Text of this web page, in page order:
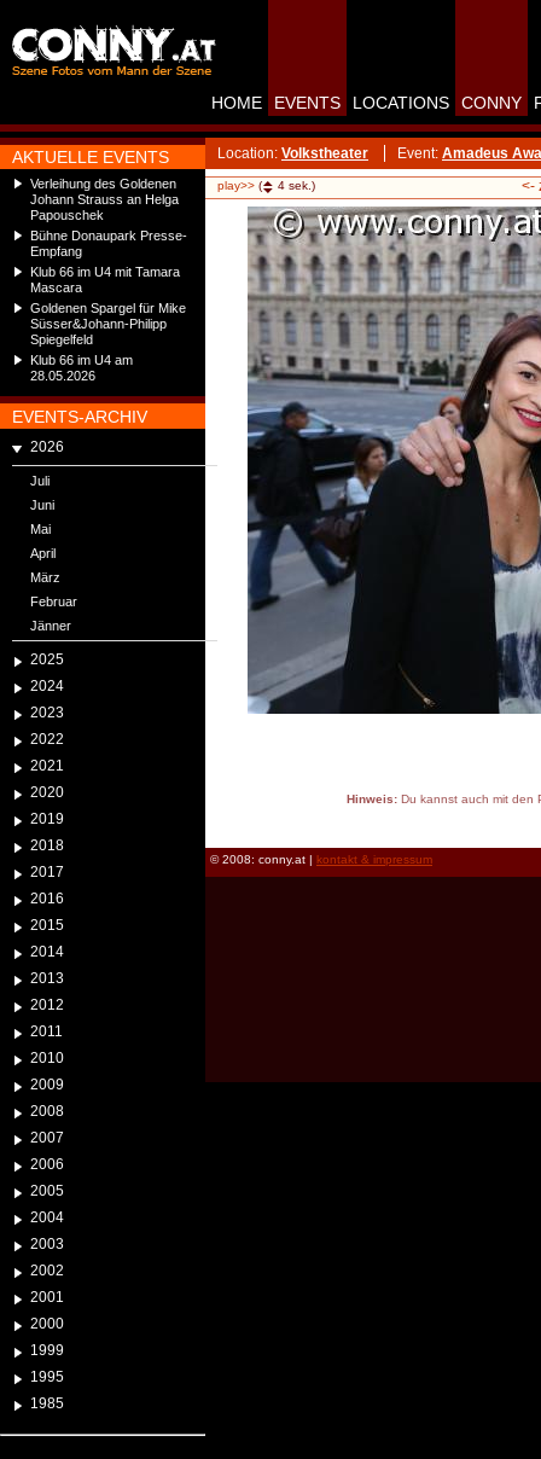
AKTUELLE EVENTS
Verleihung des Goldenen
Johann Strauss an Helga
Papouschek
Bühne Donaupark Presse-
Empfang
Klub 66 im U4 mit Tamara
Mascara
Goldenen Spargel für Mike
Süsser&Johann-Philipp
Spiegelfeld
Klub 66 im U4 am
28.05.2026
EVENTS-ARCHIV
2026
Juli
Juni
Mai
April
März
Februar
Jänner
2025
2024
2023
2022
2021
2020
2019
2018
2017
2016
2015
2014
2013
2012
2011
2010
2009
2008
2007
2006
2005
2004
2003
2002
2001
2000
1999
1995
1985
HOME EVENTS LOCATIONS CONNY
Location: Volkstheater Event: Amadeus
play>> ( 4 sek.) <-
Hinweis:Du kannst auch mit den
© 2008: conny.at | kontakt & impressum